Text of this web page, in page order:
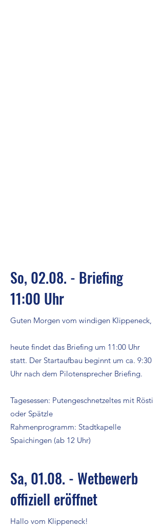
So, 02.08. - Briefing
11:00 Uhr
Guten Morgen vom windigen Klippeneck,
heute findet das Briefing um 11:00 Uhr
statt. Der Startaufbau beginnt um ca. 9:30
Uhr nach dem Pilotensprecher Briefing.
Tagesessen: Putengeschnetzeltes mit Rösti
oder Spätzle
Rahmenprogramm: Stadtkapelle
Spaichingen (ab 12 Uhr)
Sa, 01.08. - Wetbewerb
offiziell eröffnet
Hallo vom Klippeneck!